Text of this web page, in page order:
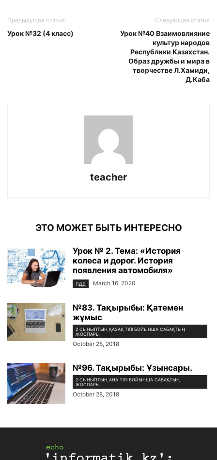
Предыдущая статья
Урок №32 (4 класс)
Следующая статья
Урок №40 Взаимовлияние
культур народов
Республики Казахстан.
Образ дружбы и мира в
творчестве Л.Хамиди,
Д.Каба
teacher
ЭТО МОЖЕТ БЫТЬ ИНТЕРЕСНО
Урок № 2. Тема: «История
колеса и дорог. История
появления автомобиля»
ПДД March 16, 2020
№83. Тақырыбы: Қатемен
жұмыс
2 СЫНЫПТЫҢ ҚАЗАҚ ТІЛІ БОЙЫНША САБАҚТЫҢ
ЖОСПАРЫ
October 28, 2018
№96. Тақырыбы: Ұзынсары.
2 СЫНЫПТЫҢ АНА ТІЛІ БОЙЫНША САБАҚТЫҢ
ЖОСПАРЫ
October 28, 2018